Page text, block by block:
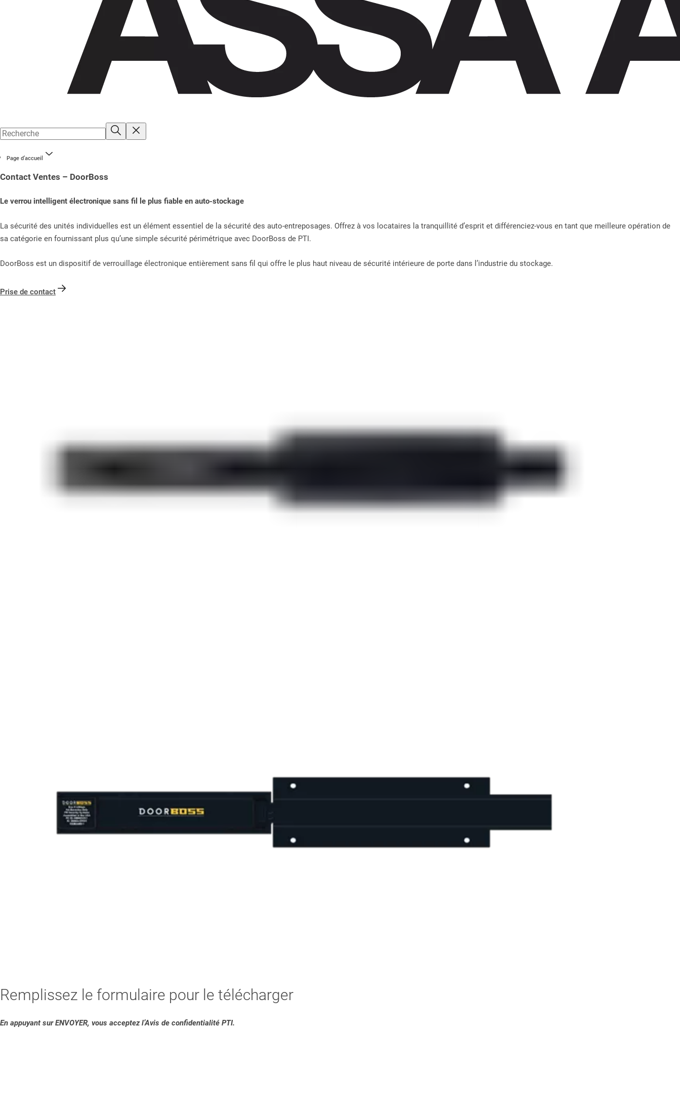
Page d’accueil
Contact Ventes – DoorBoss
Le verrou intelligent électronique sans fil le plus fiable en auto-stockage
La sécurité des unités individuelles est un élément essentiel de la sécurité des auto-entreposages. Offrez à vos locataires la tranquillité d’esprit et différenciez-vous en tant que meilleure opération de
sa catégorie en fournissant plus qu’une simple sécurité périmétrique avec DoorBoss de PTI.
DoorBoss est un dispositif de verrouillage électronique entièrement sans fil qui offre le plus haut niveau de sécurité intérieure de porte dans l’industrie du stockage.
Prise de contact
Remplissez le formulaire pour le télécharger
En appuyant sur ENVOYER, vous acceptez l’Avis de confidentialité PTI.